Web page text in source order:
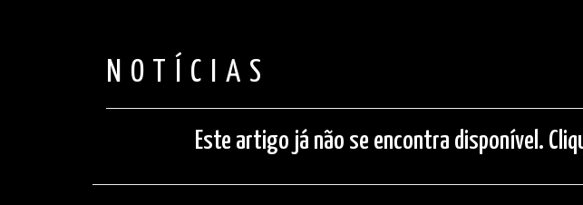
NOTÍCIAS
Este artigo já não se encontra disponível.